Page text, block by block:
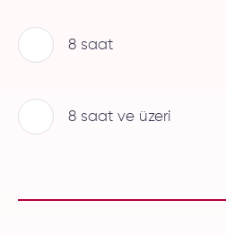
8 saat
8 saat ve üzeri